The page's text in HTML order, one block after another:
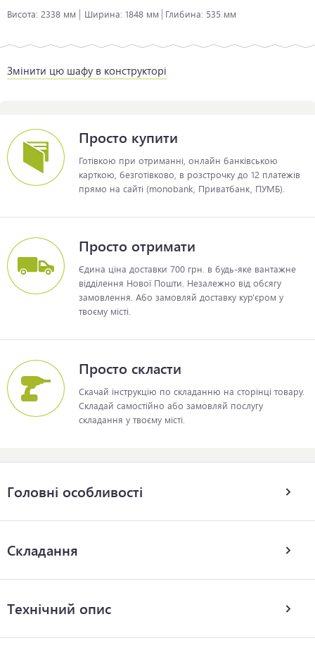
Висота: 2338 мм Ширина: 1848 мм Глибина: 535 мм
Змінити цю шафу в конструкторі
Головні особливості
Складання
Технічний опис
Просто купити
Готівкою при отриманні, онлайн банківською
карткою, безготівково, в розстрочку до 12 платежів
прямо на сайті (monobank, Приватбанк, ПУМБ).
Просто отримати
Єдина ціна доставки 700 грн. в будь-яке вантажне
відділення Нової Пошти. Незалежно від обсягу
замовлення. Або замовляй доставку кур'єром у
твоєму місті.
Просто скласти
Скачай інструкцію по складанню на сторінці товару.
Складай самостійно або замовляй послугу
складання у твоєму місті.